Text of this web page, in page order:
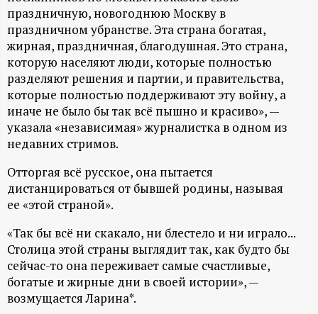
о
р
м
а
ц
и
о
н
н
праздничную, новогоднюю Москву в
праздничном убранстве. Эта страна богатая,
жирная, праздничная, благодушная. Это страна,
которую населяют люди, которые полностью
разделяют решения и партии, и правительства,
которые полностью поддерживают эту войну, а
иначе не было бы так всё пышно и красиво», —
указала «независимая» журналистка в одном из
недавних стримов.
Отторгая всё русское, она пытается
дистанцироваться от бывшей родины, называя
ее «этой страной».
«Так бы всё ни скакало, ни блестело и ни играло...
Столица этой страны выглядит так, как будто бы
сейчас-то она переживает самые счастливые,
богатые и жирные дни в своей истории», —
возмущается Ларина*.